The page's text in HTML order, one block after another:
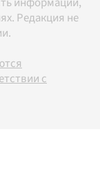
Редакция не
с